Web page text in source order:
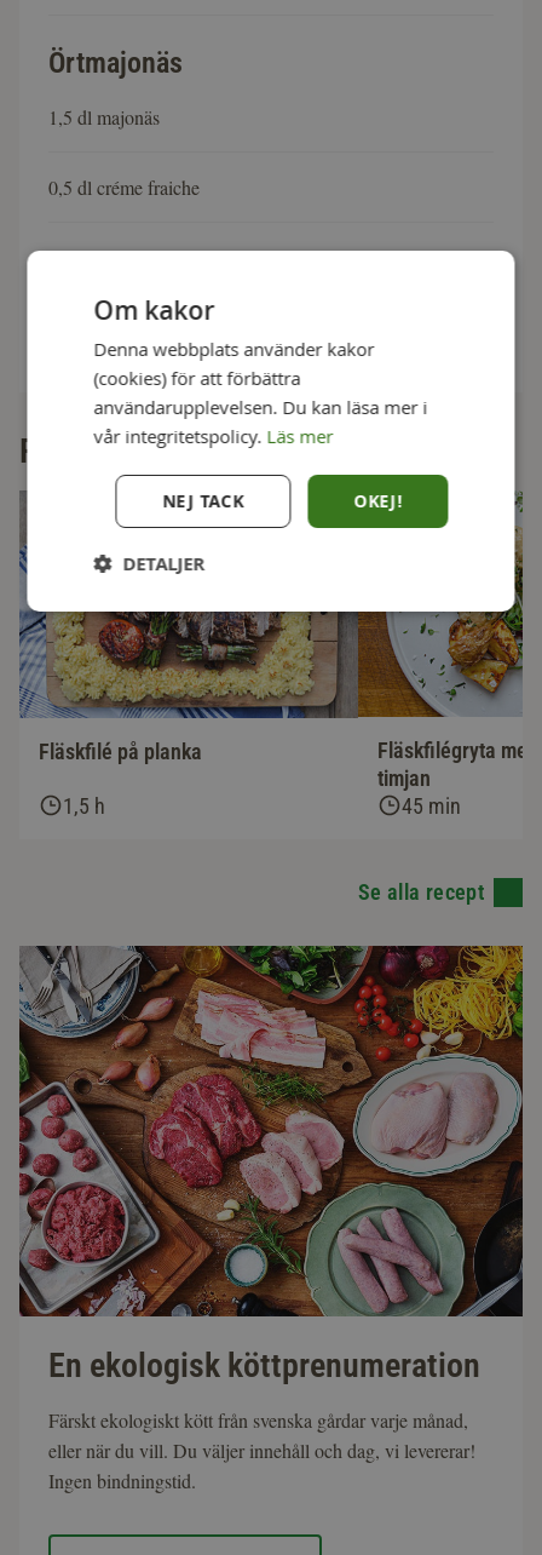
Örtmajonäs
1,5 dl majonäs
0,5 dl créme fraiche
1 dl hackade örter
Pressad citron
Fler goda recept
Fläskfilé på planka
1,5 h
Fläskfilégryta
timjan
45 min
Se alla recept
En ekologisk köttprenumeration
Färskt ekologiskt kött från svenska gårdar varje månad,
eller när du vill. Du väljer innehåll och dag, vi levererar!
Ingen bindningstid.
Om kakor
Denna webbplats använder kakor
(cookies) för att förbättra
användarupplevelsen. Du kan läsa mer i
vår integritetspolicy. Läs mer
OKEJ!
NEJ TACK
DETALJER